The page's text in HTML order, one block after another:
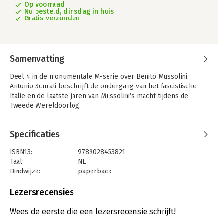
Op voorraad
Nu besteld, dinsdag in huis
Gratis verzonden
Samenvatting
Deel 4 in de monumentale M-serie over Benito Mussolini.
Antonio Scurati beschrijft de ondergang van het fascistische
Italië en de laatste jaren van Mussolini’s macht tijdens de
Tweede Wereldoorlog.
nu toe.' de Volkskrant
Eind juni 1940. Benito Mussolini kondigt aan dat het uur van de
waarheid is aangebroken. Terwijl de Tweede Wereldoorlog
Europa overspoelt, groeit binnen het fascistische regime de
onvrede over de Duce. Mussolini blijft geloven dat hij Hitler
kan beïnvloeden, maar raakt steeds verder verstrikt in de
oorlog die hij zelf heeft omarmd.
In deze historische roman, gebaseerd op historische
Specificaties
ISBN13:
9789028453821
Taal:
NL
Bindwijze:
paperback
Uitgever:
Verschijningsdatum:
6-3-2025
Lezersrecensies
Wees de eerste die een lezersrecensie schrijft!